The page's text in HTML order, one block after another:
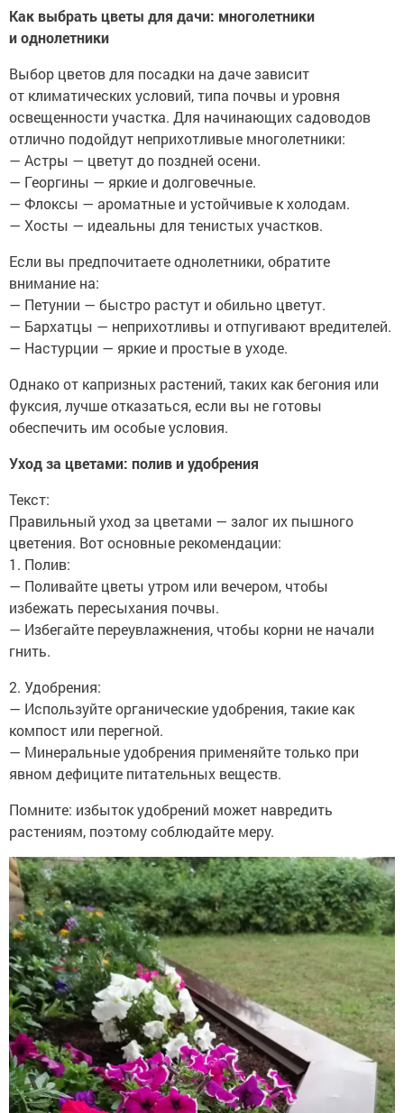
Как выбрать цветы для дачи: многолетники
и однолетники
Выбор цветов для посадки на даче зависит
от климатических условий, типа почвы и уровня
освещенности участка. Для начинающих садоводов
отлично подойдут неприхотливые многолетники:
— Астры — цветут до поздней осени.
— Георгины — яркие и долговечные.
— Флоксы — ароматные и устойчивые к холодам.
— Хосты — идеальны для тенистых участков.
Если вы предпочитаете однолетники, обратите
внимание на:
— Петунии — быстро растут и обильно цветут.
— Бархатцы — неприхотливы и отпугивают вредителей.
— Настурции — яркие и простые в уходе.
Однако от капризных растений, таких как бегония или
фуксия, лучше отказаться, если вы не готовы
обеспечить им особые условия.
Уход за цветами: полив и удобрения
Текст:
Правильный уход за цветами — залог их пышного
цветения. Вот основные рекомендации:
1. Полив:
— Поливайте цветы утром или вечером, чтобы
избежать пересыхания почвы.
— Избегайте переувлажнения, чтобы корни не начали
гнить.
2. Удобрения:
— Используйте органические удобрения, такие как
компост или перегной.
— Минеральные удобрения применяйте только при
явном дефиците питательных веществ.
Помните: избыток удобрений может навредить
растениям, поэтому соблюдайте меру.